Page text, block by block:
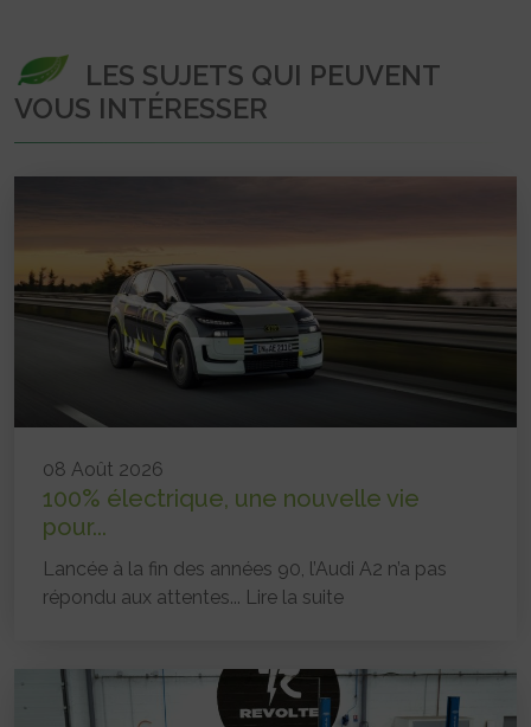
LES SUJETS QUI PEUVENT
VOUS INTÉRESSER
08 Août 2026
100% électrique, une nouvelle vie
pour...
Lancée à la fin des années 90, l’Audi A2 n’a pas
répondu aux attentes... Lire la suite